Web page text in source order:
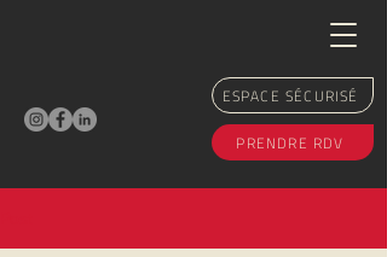
ESPACE SÉCURISÉ
PRENDRE RDV